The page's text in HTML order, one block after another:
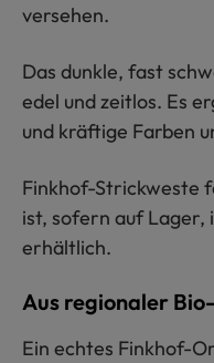
versehen.
Das dunkle, fast
edel und zeitlos. Es
und kräftige Farben
Finkhof-Strickweste
ist, sofern auf Lager,
erhältlich.
Aus regionaler
Ein echtes Finkhof-